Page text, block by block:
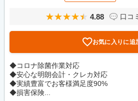
4.88 口コ
お気に入りに追
◆コロナ除菌作業対応
◆安心な明朗会計・クレカ対応
◆実績豊富でお客様満足度90%
◆損害保険...